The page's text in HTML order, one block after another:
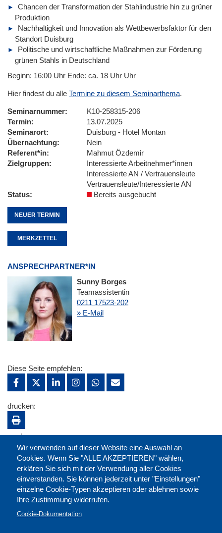
Chancen der Transformation der Stahlindustrie hin zu grüner
Produktion
Nachhaltigkeit und Innovation als Wettbewerbsfaktor für den
Standort Duisburg
Politische und wirtschaftliche Maßnahmen zur Förderung
grünen Stahls in Deutschland
Beginn: 16:00 Uhr Ende: ca. 18 Uhr Uhr
Hier findest du alle Termine zu diesem Seminarthema.
Seminarnummer
K10-258315-206
Termin
13.07.2025
Seminarort
Duisburg - Hotel Montan
Übernachtung
Nein
Referent*in
Mahmut Özdemir
Zielgruppen
Interessierte Arbeitnehmer*innen
Interessierte AN / Vertrauensleute
Vertrauensleute/Interessierte AN
Status
Bereits ausgebucht
NEUER TERMIN
MERKZETTEL
ANSPRECHPARTNER*IN
Sunny Borges
Teamassistentin
0211 17523-202
» E-Mail
Wir verwenden auf dieser Website eine Auswahl an
Cookies. Wenn Sie "ALLE AKZEPTIEREN" wählen,
erklären Sie sich mit der Verwendung aller Cookies
einverstanden. Sie können jederzeit unter "Einstellungen"
einzelne Cookie-Typen akzeptieren oder ablehnen sowie
Ihre Zustimmung widerrufen.
Cookie-Dokumentation
Diese Seite empfehlen:
drucken:
merken: